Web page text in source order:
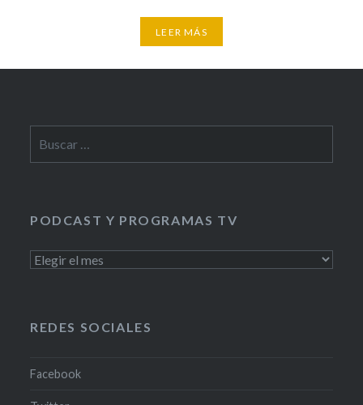
LEER MÁS
PODCAST Y PROGRAMAS TV
PODCAST
REDES SOCIALES
Facebook